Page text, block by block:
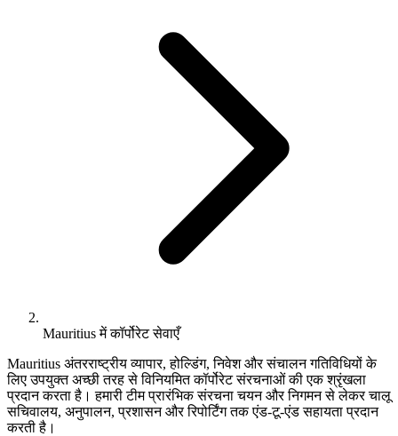
Mauritius में कॉर्पोरेट सेवाएँ
Mauritius अंतरराष्ट्रीय व्यापार, होल्डिंग, निवेश और संचालन गतिविधियों के
लिए उपयुक्त अच्छी तरह से विनियमित कॉर्पोरेट संरचनाओं की एक श्रृंखला
प्रदान करता है। हमारी टीम प्रारंभिक संरचना चयन और निगमन से लेकर चालू
सचिवालय, अनुपालन, प्रशासन और रिपोर्टिंग तक एंड-टू-एंड सहायता प्रदान
करती है।